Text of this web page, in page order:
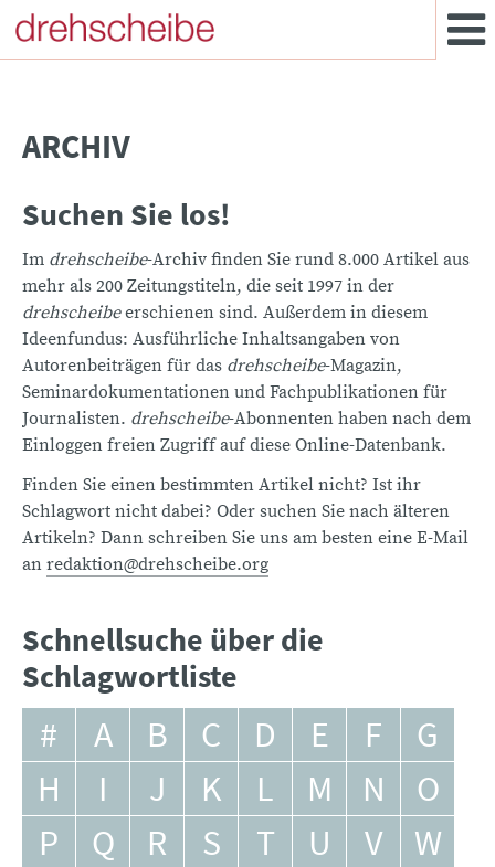
ARCHIV
Suchen Sie los!
Im drehscheibe-Archiv finden Sie rund 8.000 Artikel aus
mehr als 200 Zeitungstiteln, die seit 1997 in der
drehscheibeerschienen sind. Außerdem in diesem
Ideenfundus: Ausführliche Inhaltsangaben von
Autorenbeiträgen für das drehscheibe-Magazin,
Seminardokumentationen und Fachpublikationen für
Journalisten. drehscheibe-Abonnenten haben nach dem
Einloggen freien Zugriff auf diese Online-Datenbank.
Finden Sie einen bestimmten Artikel nicht? Ist ihr
Schlagwort nicht dabei? Oder suchen Sie nach älteren
Artikeln? Dann schreiben Sie uns am besten eine E-Mail
an redaktion@drehscheibe.org
Schnellsuche über die
Schlagwortliste
# A B C D E F
G
H
I J K L M N
O
P
Q R S T U V
W